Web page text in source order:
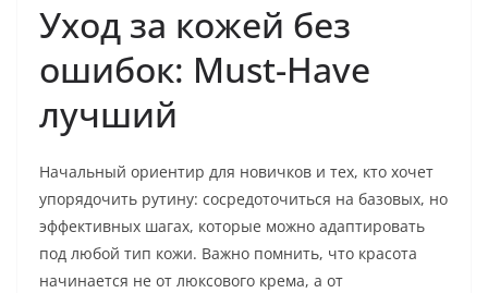
Уход за кожей без
ошибок: Must-Have
лучший
Начальный ориентир для новичков и тех, кто хочет
упорядочить рутину: сосредоточиться на базовых, но
эффективных шагах, которые можно адаптировать
под любой тип кожи. Важно помнить, что красота
начинается не от люксового крема, а от